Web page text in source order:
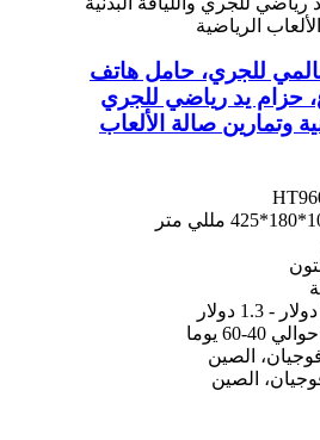
للجري، حامل هاتف
حزام يد رياضي للجري
وتمارين صالة الألعاب
متر
حوالي 40-60 يوما
الصين
الصين